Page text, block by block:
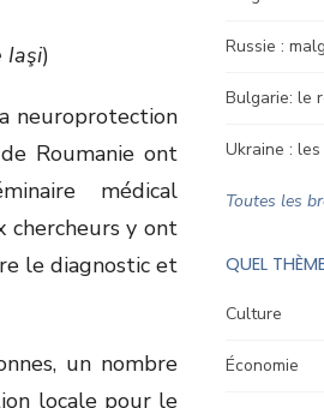
Iaşi)
neuroprotection
Roumanie ont
médical
chercheurs y ont
le diagnostic et
un nombre
locale pour le
Russie :
Bulgarie: le
Ukraine :
Toutes les
QUEL
Culture
Économie